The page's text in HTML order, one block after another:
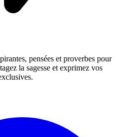
pensées et proverbes pour
la sagesse et exprimez vos